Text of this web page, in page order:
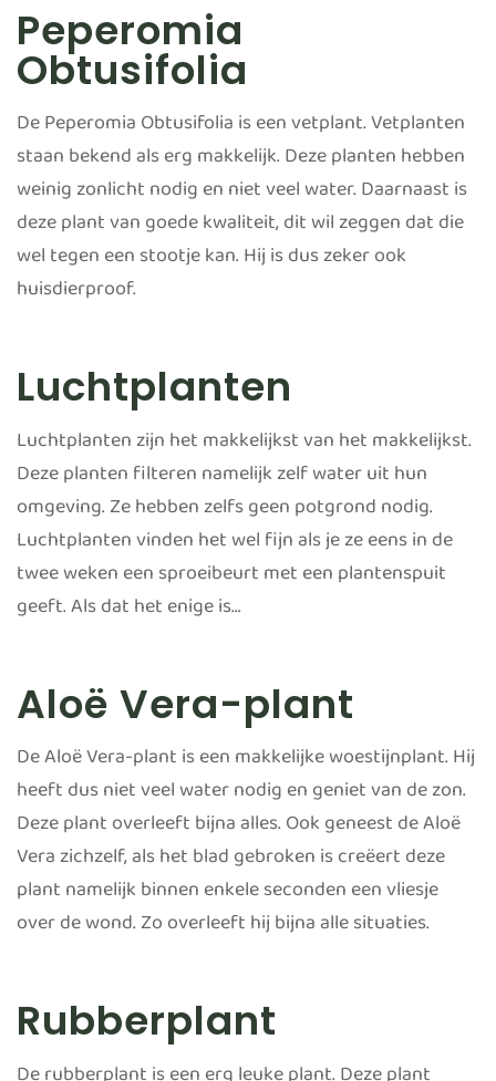
Peperomia
Obtusifolia
De Peperomia Obtusifolia is een vetplant. Vetplanten
staan bekend als erg makkelijk. Deze planten hebben
weinig zonlicht nodig en niet veel water. Daarnaast is
deze plant van goede kwaliteit, dit wil zeggen dat die
wel tegen een stootje kan. Hij is dus zeker ook
huisdierproof.
Luchtplanten
Luchtplanten zijn het makkelijkst van het makkelijkst.
Deze planten filteren namelijk zelf water uit hun
omgeving. Ze hebben zelfs geen potgrond nodig.
Luchtplanten vinden het wel fijn als je ze eens in de
twee weken een sproeibeurt met een plantenspuit
geeft. Als dat het enige is…
Aloë Vera-plant
De Aloë Vera-plant is een makkelijke woestijnplant. Hij
heeft dus niet veel water nodig en geniet van de zon.
Deze plant overleeft bijna alles. Ook geneest de Aloë
Vera zichzelf, als het blad gebroken is creëert deze
plant namelijk binnen enkele seconden een vliesje
over de wond. Zo overleeft hij bijna alle situaties.
Rubberplant